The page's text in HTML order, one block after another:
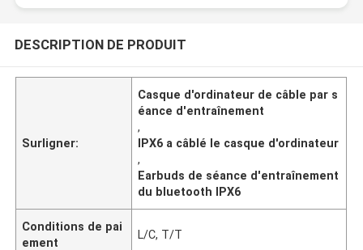
DESCRIPTION DE PRODUIT
Surligner:
Casque d'ordinateur de câble par s
éance d'entraînement
,
IPX6 a câblé le casque d'ordinateur
,
Earbuds de séance d'entraînement
du bluetooth IPX6
Conditions de pai
ement
L/C, T/T